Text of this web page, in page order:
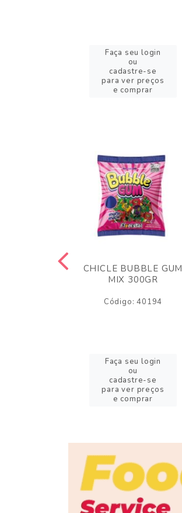
Faça seu login
ou
cadastre-se
para ver preços
e comprar
CHICLE BUBBLE GUM
MIX 300GR
Código: 40194
Faça seu login
ou
cadastre-se
para ver preços
e comprar